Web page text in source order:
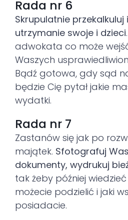
Rada nr 6
Skrupulatnie
utrzymanie swoje i dzieci
adwokata co może
Waszych
Bądź gotowa, gdy sąd
będzie Cię pytał jakie
wydatki.
Rada nr 7
Zastanów się jak po
majątek. Sfotografuj
dokumenty, wydrukuj
tak żeby później
możecie podzielić i jaki
posiadacie.